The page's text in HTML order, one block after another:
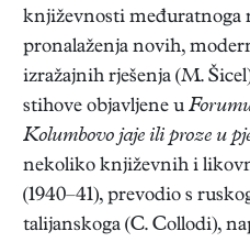
književnosti međuratnoga
pronalaženja novih,
izražajnih rješenja (M.
stihove objavljene u
Kolumbovo jaje ili proze u
nekoliko književnih i
(1940–41), prevodio s
talijanskoga (C. Collodi),